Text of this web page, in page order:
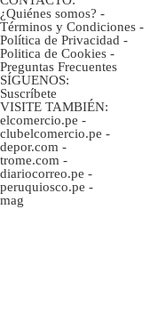
¿Quiénes somos? -
Términos y Condiciones -
Política de Privacidad -
Politica de Cookies -
Preguntas Frecuentes
SÍGUENOS:
Suscríbete
VISITE TAMBIÉN:
elcomercio.pe -
clubelcomercio.pe -
depor.com -
trome.com -
diariocorreo.pe -
peruquiosco.pe -
mag